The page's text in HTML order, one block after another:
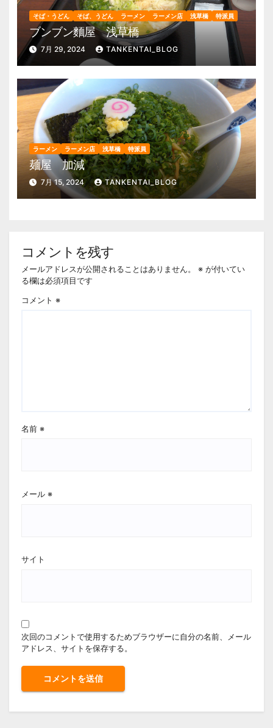
そば・うどん そば、うどん ラーメン ラーメン店 浅草橋 特派員
ブンブン麵屋 浅草橋
7月 29, 2024 TANKENTAI_BLOG
ラーメン ラーメン店 浅草橋 特派員
麺屋 加減
7月 15, 2024 TANKENTAI_BLOG
コメントを残す
メールアドレスが公開されることはありません。 ※ が付いてい
る欄は必須項目です
コメント ※
名前 ※
メール ※
サイト
次回のコメントで使用するためブラウザーに自分の名前、メール
アドレス、サイトを保存する。